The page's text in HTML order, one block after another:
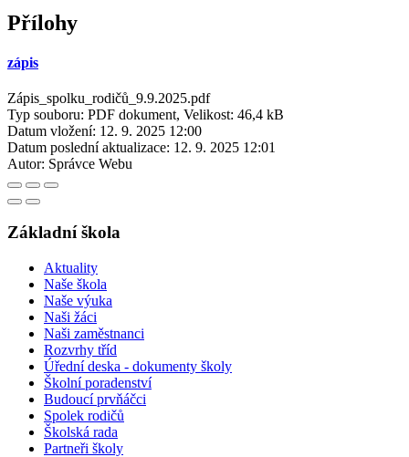
Přílohy
zápis
Zápis_spolku_rodičů_9.9.2025.pdf
Typ souboru: PDF dokument, Velikost: 46,4 kB
Datum vložení: 12. 9. 2025 12:00
Datum poslední aktualizace: 12. 9. 2025 12:01
Autor: Správce Webu
Základní škola
Aktuality
Naše škola
Naše výuka
Naši žáci
Naši zaměstnanci
Rozvrhy tříd
Úřední deska - dokumenty školy
Školní poradenství
Budoucí prvňáčci
Spolek rodičů
Školská rada
Partneři školy